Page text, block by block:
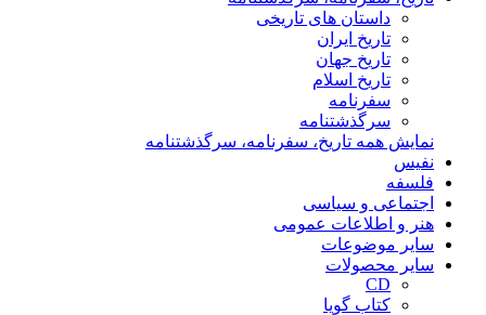
داستان های تاریخی
تاریخ ایران
تاریخ جهان
تاریخ اسلام
سفرنامه
سرگذشتنامه
نمایش همه تاریخ، سفرنامه، سرگذشتنامه
نفیس
فلسفه
اجتماعی و سیاسی
هنر و اطلاعات عمومی
سایر موضوعات
سایر محصولات
CD
کتاب گویا